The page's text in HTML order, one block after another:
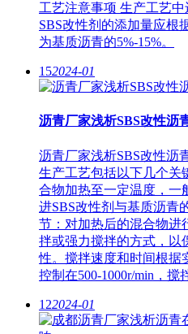
工艺注意事项 生产工艺中
SBS改性剂的添加量应根
为基质沥青的5%-15%。
152024-01
沥青厂家浅析SBS改性沥
沥青厂家浅析SBS改性沥
生产工艺包括以下几个关
合物加热至一定温度，一
进SBS改性剂与基质沥青
节：对加热后的混合物进
拌或强力搅拌的方式，以
性。搅拌速度和时间根据
控制在500-1000r/min，搅
122024-01